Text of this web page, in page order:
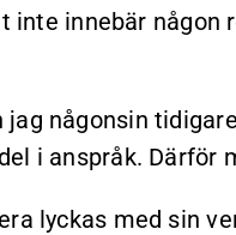
innebär någon
någonsin
i anspråk. Därför
lyckas med sin